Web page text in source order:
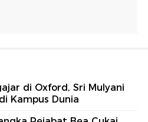
di Oxford, Sri Mulyani
Kampus Dunia